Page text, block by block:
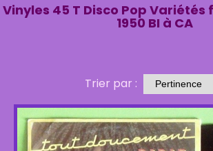
Vinyles 45 T Disco Pop
1950 BI à CA
Trier par :